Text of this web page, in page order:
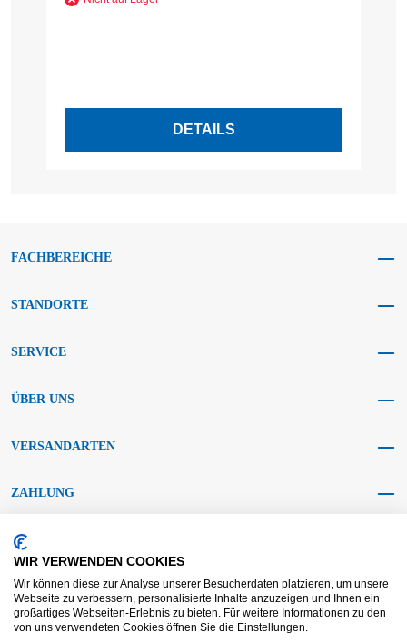
DETAILS
FACHBEREICHE
STANDORTE
SERVICE
ÜBER UNS
VERSANDARTEN
ZAHLUNG
SOCIAL MEDIA
WIR VERWENDEN COOKIES
Wir können diese zur Analyse unserer Besucherdaten platzieren, um unsere
Webseite zu verbessern, personalisierte Inhalte anzuzeigen und Ihnen ein
großartiges Webseiten-Erlebnis zu bieten. Für weitere Informationen zu den
von uns verwendeten Cookies öffnen Sie die Einstellungen.